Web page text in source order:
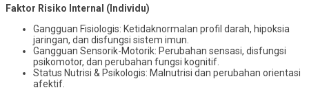
Faktor Risiko Internal (Individu)
Gangguan Fisiologis: Ketidaknormalan profil darah, hipoksia
jaringan, dan disfungsi sistem imun.
Gangguan Sensorik-Motorik: Perubahan sensasi, disfungsi
psikomotor, dan perubahan fungsi kognitif.
Status Nutrisi & Psikologis: Malnutrisi dan perubahan orientasi
afektif.